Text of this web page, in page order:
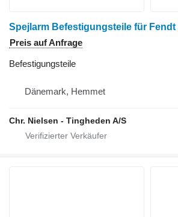
Preis auf Anfrage
Befestigungsteile
Dänemark, Hemmet
Chr. Nielsen - Tingheden A/S